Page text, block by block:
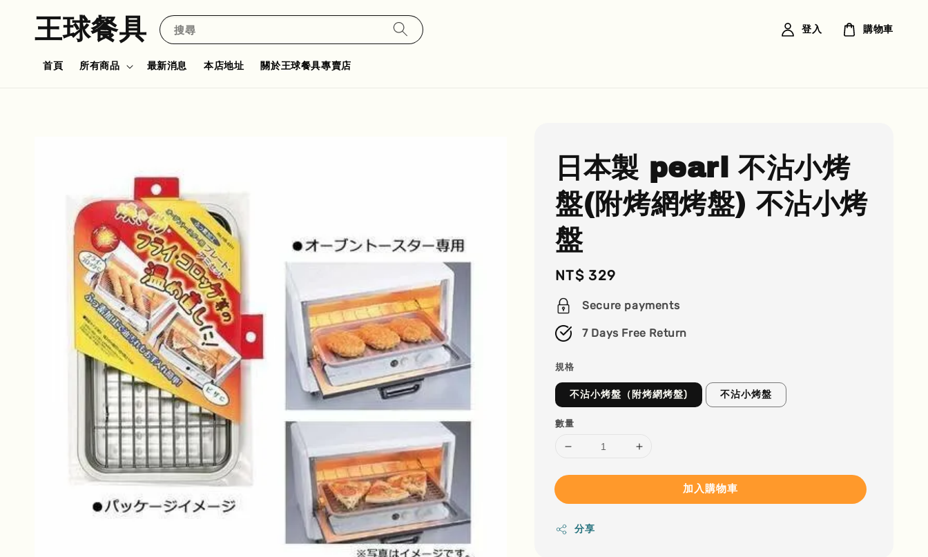
王球餐具 搜尋
首頁 所有商品 最新消息 本店地址 關於王球餐具專賣店
登入 購物車
日本製 pearl 不沾小烤
盤(附烤網烤盤) 不沾小烤
盤
Regular
price
NT$ 329
Secure payments
7 Days Free Return
規格
不沾小烤盤（附烤網烤盤) 不沾小烤盤
數量
加入購物車
分享